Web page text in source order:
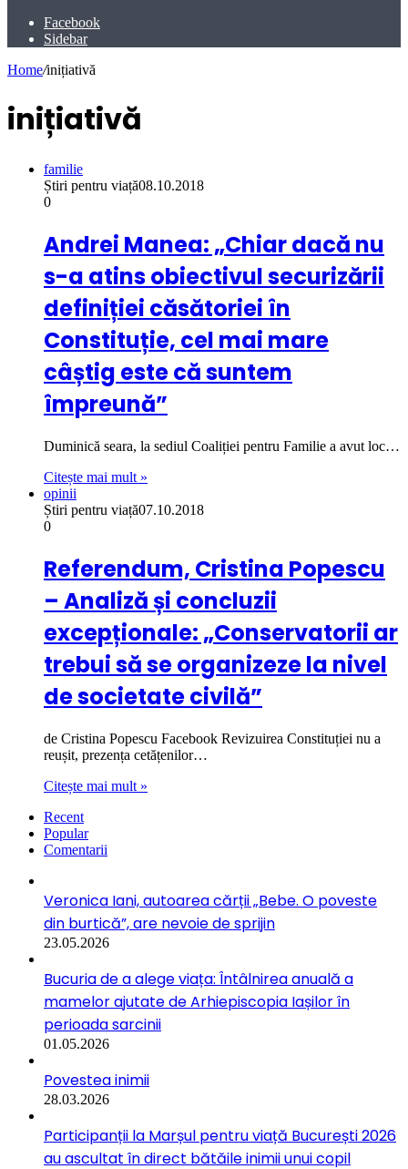
Facebook
Sidebar
Home/inițiativă
inițiativă
familie
Știri pentru viață08.10.2018
0
Andrei Manea: „Chiar dacă nu
s-a atins obiectivul securizării
definiției căsătoriei în
Constituție, cel mai mare
câștig este că suntem
împreună”
Duminică seara, la sediul Coaliției pentru Familie a avut loc…
Citește mai mult »
opinii
Știri pentru viață07.10.2018
0
Referendum, Cristina Popescu
– Analiză și concluzii
excepționale: „Conservatorii ar
trebui să se organizeze la nivel
de societate civilă”
de Cristina Popescu Facebook Revizuirea Constituției nu a
reușit, prezența cetățenilor…
Citește mai mult »
Recent
Popular
Comentarii
Veronica Iani, autoarea cărții „Bebe. O poveste
din burtică”, are nevoie de sprijin
23.05.2026
Bucuria de a alege viața: Întâlnirea anuală a
mamelor ajutate de Arhiepiscopia Iașilor în
perioada sarcinii
01.05.2026
Povestea inimii
28.03.2026
Participanții la Marșul pentru viață București 2026
au ascultat în direct bătăile inimii unui copil